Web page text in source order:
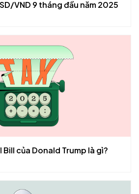
VND 9 tháng đầu năm 2025
của Donald Trump là gì?